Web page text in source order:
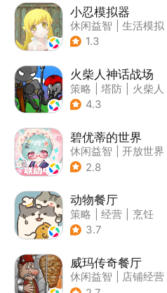
小忍模拟器
休闲益智
生活模拟
| 恋爱
1.3
火柴人神话战场
策略 塔防
火柴人
| 休闲益智
4.3
碧优蒂的世界
休闲益智
开放世界
| Q版
2.8
动物餐厅
策略 经营
烹饪
| 宠物
3.7
威玛传奇餐厅
休闲益智
店铺经营